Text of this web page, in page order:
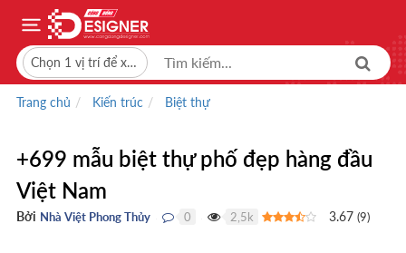
Chọn 1 vị trí để xem giá bán
Trang chủ Kiến trúc Biệt thự
+699 mẫu biệt thự phố đẹp hàng đầu
Việt Nam
Bởi Nhà Việt Phong Thủy 0 2,5k 3.67 (9)